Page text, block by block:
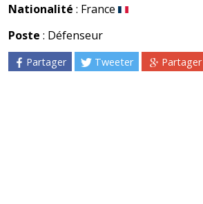
Nationalité : France
Poste : Défenseur
Partager Tweeter Partager